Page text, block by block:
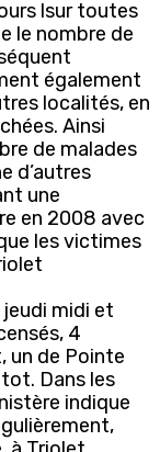
lsur toutes
le nombre de
également
localités, en
Ainsi
de malades
d’autres
une
en 2008 avec
les victimes
midi et
4
un de Pointe
Dans les
indique